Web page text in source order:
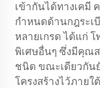
เข้ากันได้ทางเค
กำหนดด้านกฎระเ
หลายเกรด ได้แก่
พิเศษอื่นๆ ซึ่งมีคุณ
ชนิด ขณะเดียวกัน
โครงสร้างไว้ภาย